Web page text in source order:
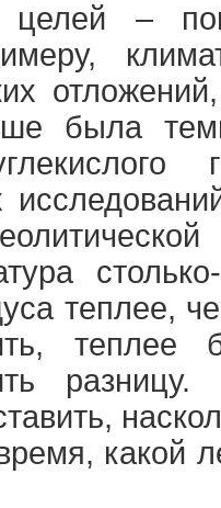
–
была
теплее,
теплее
какой